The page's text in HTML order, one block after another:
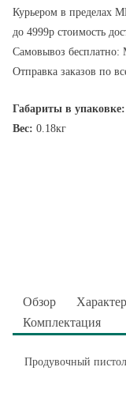
Курьером в пределах
до 4999р стоимость
Самовывоз бесплатно:
Отправка заказов по
Габариты в упаковке:
Вес: 0.18кг
Обзор
Комплектация
Продувочный